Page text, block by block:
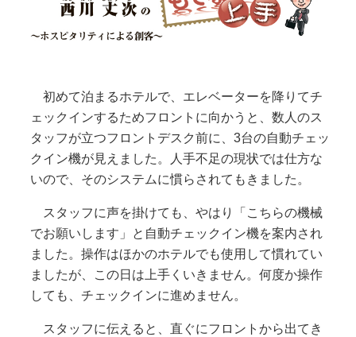
初めて泊まるホテルで、エレベーターを降りてチ
ェックインするためフロントに向かうと、数人のス
タッフが立つフロントデスク前に、3台の自動チェッ
クイン機が見えました。人手不足の現状では仕方な
いので、そのシステムに慣らされてもきました。
スタッフに声を掛けても、やはり「こちらの機械
でお願いします」と自動チェックイン機を案内され
ました。操作はほかのホテルでも使用して慣れてい
ましたが、この日は上手くいきません。何度か操作
しても、チェックインに進めません。
スタッフに伝えると、直ぐにフロントから出てき